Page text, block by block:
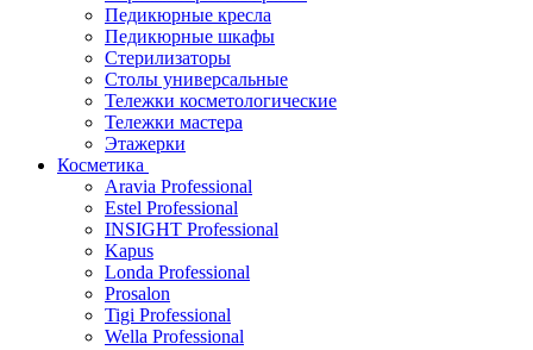
Педикюрные кресла
Педикюрные шкафы
Стерилизаторы
Столы универсальные
Тележки косметологические
Тележки мастера
Этажерки
Косметика
Aravia Professional
Estel Professional
INSIGHT Professional
Kapus
Londa Professional
Prosalon
Tigi Professional
Wella Professional